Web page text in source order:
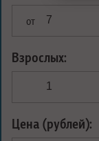
от
Взрослых:
Цена (рублей):